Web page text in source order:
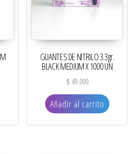
GUANTES DE NITRILO 3.3gr.
BLACK MEDIUM X 1000 UN
$ 49.000
Añadir al carrito